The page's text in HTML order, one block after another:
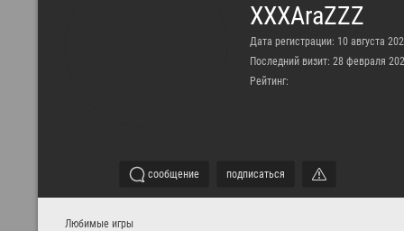
XXXAraZZZ
Дата регистрации: 10 августа
Последний визит: 28 февраля
Рейтинг:
сообщение подписаться
Любимые игры